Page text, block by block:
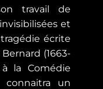
travail de
et
écrite
(1663-
la Comédie
connaitra un